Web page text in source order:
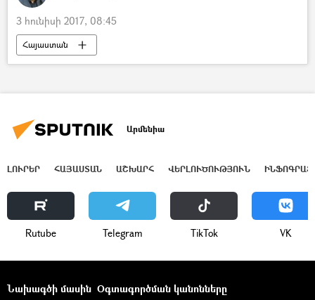
3 հունիսի 2017, 08:45
Հայաստան
Արմենիա
ԼՈՒՐԵՐ ՀԱՅԱՍՏԱՆ ԱՇԽԱՐՀ ՎԵՐԼՈՒԾՈՒԹՅՈՒՆ
Rutube Telegram ТikТоk VK
Նախագծի մասին Օգտագործման կանոնները